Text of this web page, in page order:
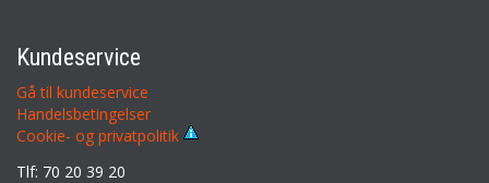
Kundeservice
Gå til kundeservice
Handelsbetingelser
Cookie- og privatpolitik
Tlf: 70 20 39 20